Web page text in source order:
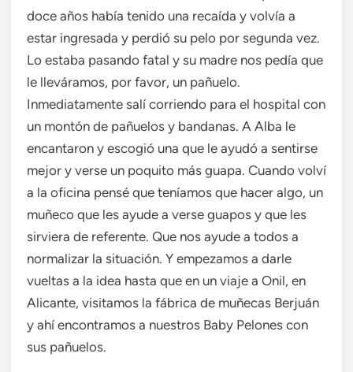
doce años había tenido una recaída y volvía a
estar ingresada y perdió su pelo por segunda vez.
Lo estaba pasando fatal y su madre nos pedía que
le lleváramos, por favor, un pañuelo.
Inmediatamente salí corriendo para el hospital con
un montón de pañuelos y bandanas. A Alba le
encantaron y escogió una que le ayudó a sentirse
mejor y verse un poquito más guapa. Cuando volví
a la oficina pensé que teníamos que hacer algo, un
muñeco que les ayude a verse guapos y que les
sirviera de referente. Que nos ayude a todos a
normalizar la situación. Y empezamos a darle
vueltas a la idea hasta que en un viaje a Onil, en
Alicante, visitamos la fábrica de muñecas Berjuán
y ahí encontramos a nuestros Baby Pelones con
sus pañuelos.